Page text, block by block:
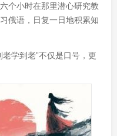
个小时在那里潜心研究教
俄语，日复一日地积累知
学到老”不仅是口号，更